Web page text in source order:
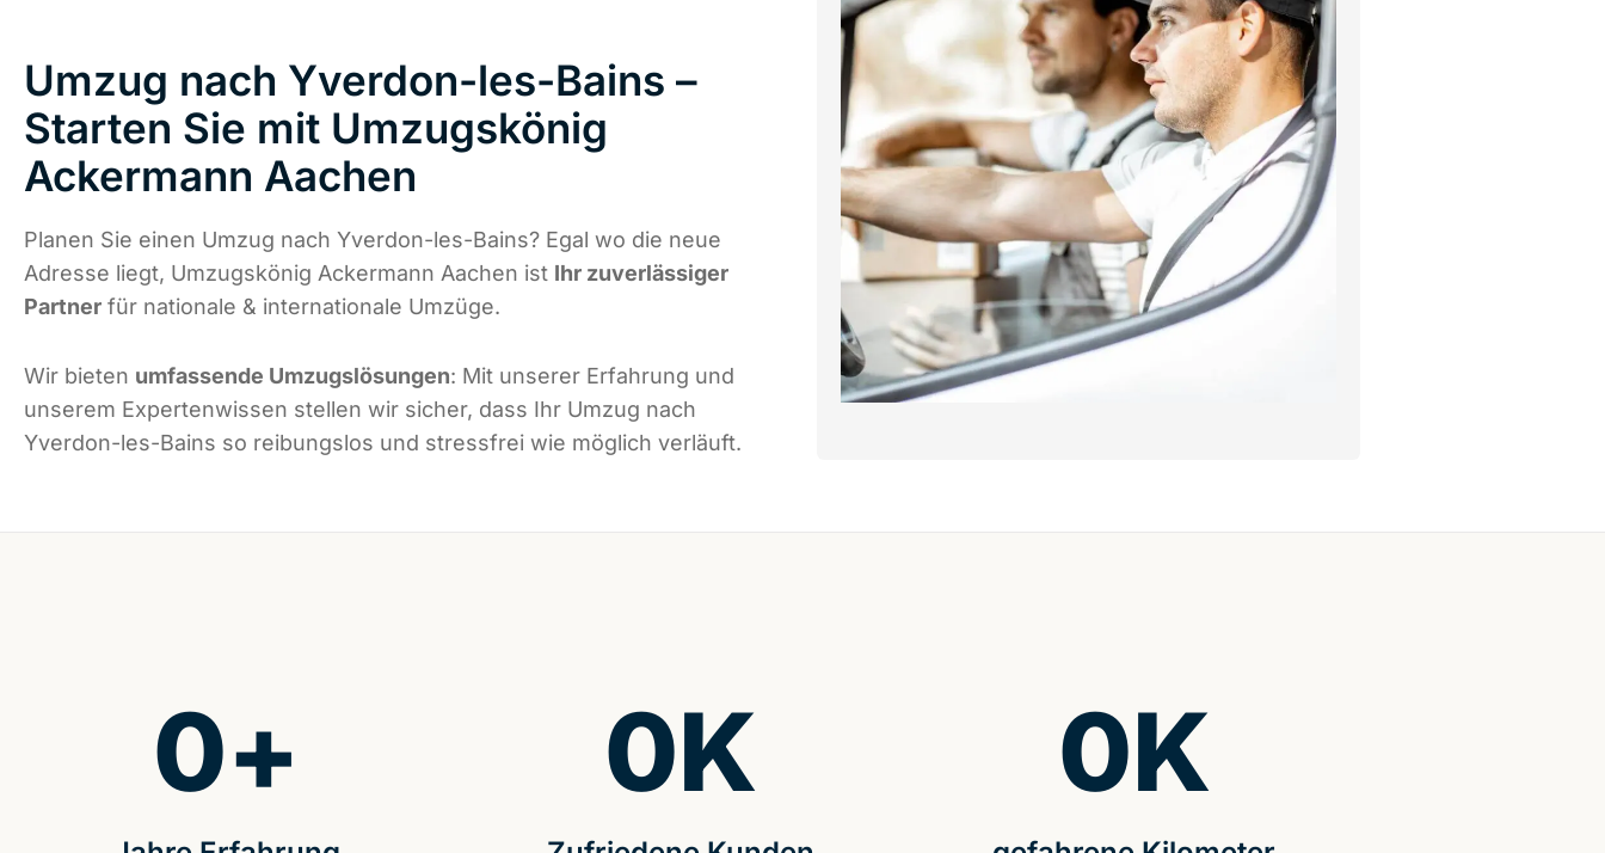
Umzug nach Yverdon-les-Bains –
Starten Sie mit Umzugskönig
Ackermann Aachen
Planen Sie einen Umzug nach Yverdon-les-Bains? Egal wo die neue
Adresse liegt, Umzugskönig Ackermann Aachen ist Ihr zuverlässiger
Partner für nationale & internationale Umzüge.
Wir bieten umfassende Umzugslösungen: Mit unserer Erfahrung und
unserem Expertenwissen stellen wir sicher, dass Ihr Umzug nach
Yverdon-les-Bains so reibungslos und stressfrei wie möglich verläuft.
0+ 0K 0K